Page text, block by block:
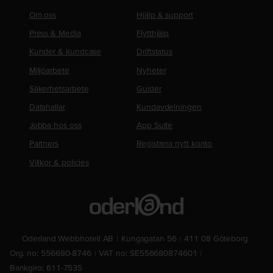
Om oss
Press & Media
Kunder & kundcase
Miljöarbete
Säkerhetsarbete
Datahallar
Jobba hos oss
Partners
Villkor & policies
Hjälp & support
Flytthjälp
Driftstatus
Nyheter
Guider
Kundavdelningen
App Suite
Registrera nytt konto
Oderland Webbhotell AB Kungsgatan 56
411 08 Göteborg
Org. no: 556680-8746
VAT no: SE556680874601
Bankgiro: 611-7535